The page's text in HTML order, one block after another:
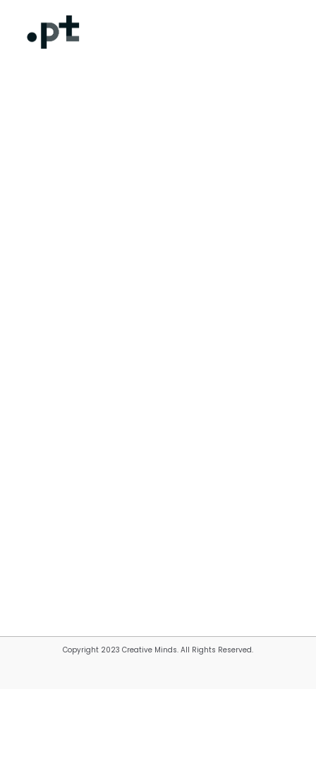
Copyright 2023 Creative Minds. All Rights Reserved.